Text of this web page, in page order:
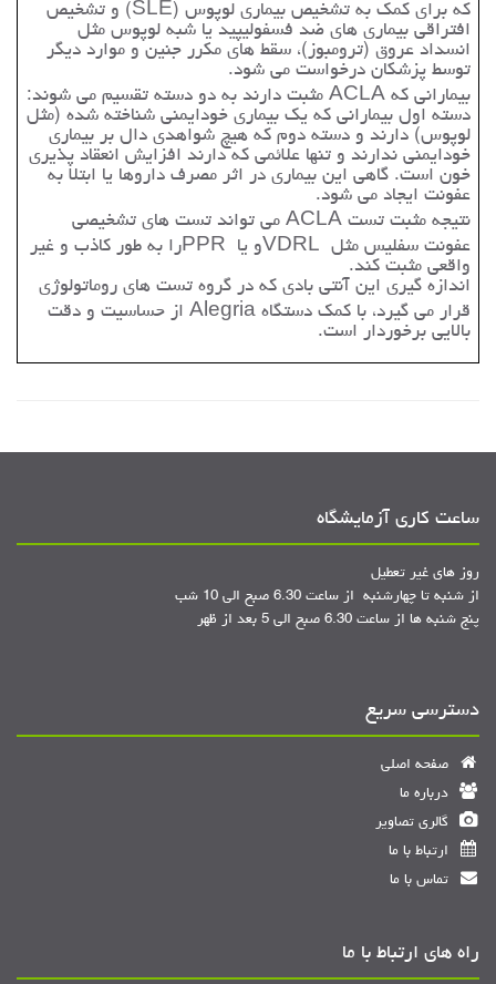
که برای کمک به تشخیص بیماری لوپوس (SLE) و تشخیص
افتراقی بیماری های ضد فسفولیپید یا شبه لوپوس مثل
انسداد عروق (ترومبوز)، سقط های مکرر جنین و موارد دیگر
توسط پزشکان درخواست می شود.
بیمارانی که ACLAمثبت دارند به دو دسته تقسیم می شوند:
دسته اول بیمارانی که یک بیماری خودایمنی شناخته شده (مثل
لوپوس) دارند و دسته دوم که هیچ شواهدی دال بر بیماری
خودایمنی ندارند و تنها علائمی که دارند افزایش انعقاد پذیری
خون است. گاهی این بیماری در اثر مصرف داروها یا ابتلا به
عفونت ایجاد می شود.
نتیجه مثبت تست ACLAمی تواند تست های تشخیصی
عفونت سفلیس مثل
VDRLو یا PPRرا به طور کاذب و غیر
واقعی مثبت کند.
اندازه گیری این آنتی بادی که در گروه تست های روماتولوژی
قرار می گیرد، با کمک دستگاهAlegria از حساسیت و دقت
بالایی برخوردار است.
ساعت کاری آزمایشگاه
روز های غیر تعطیل
از شنبه تا چهارشنبه از ساعت 6.30 صبح الی 10 شب
پنج شنبه ها از ساعت 6.30 صبح الی 5 بعد از ظهر
دسترسی سریع
صفحه اصلی
درباره ما
گالری تصاویر
ارتباط با ما
تماس با ما
راه های ارتباط با ما